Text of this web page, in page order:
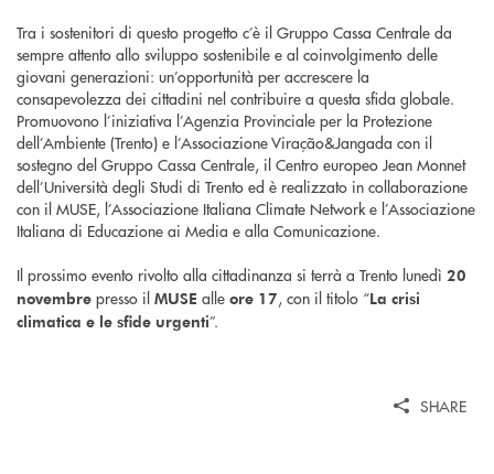
Tra i sostenitori di questo progetto c’è il Gruppo Cassa Centrale da
sempre attento allo sviluppo sostenibile e al coinvolgimento delle
giovani generazioni: un’opportunità per accrescere la
consapevolezza dei cittadini nel contribuire a questa sfida globale.
Promuovono l’iniziativa l’Agenzia Provinciale per la Protezione
dell’Ambiente (Trento) e l’Associazione Viração&Jangada con il
sostegno del Gruppo Cassa Centrale, il Centro europeo Jean Monnet
dell’Università degli Studi di Trento ed è realizzato in collaborazione
con il MUSE, l’Associazione Italiana Climate Network e l’Associazione
Italiana di Educazione ai Media e alla Comunicazione.
Il prossimo evento rivolto alla cittadinanza si terrà a Trento lunedì 20
novembre presso il MUSE alle ore 17, con il titolo “La crisi
climatica e le sfide urgenti”.
SHARE